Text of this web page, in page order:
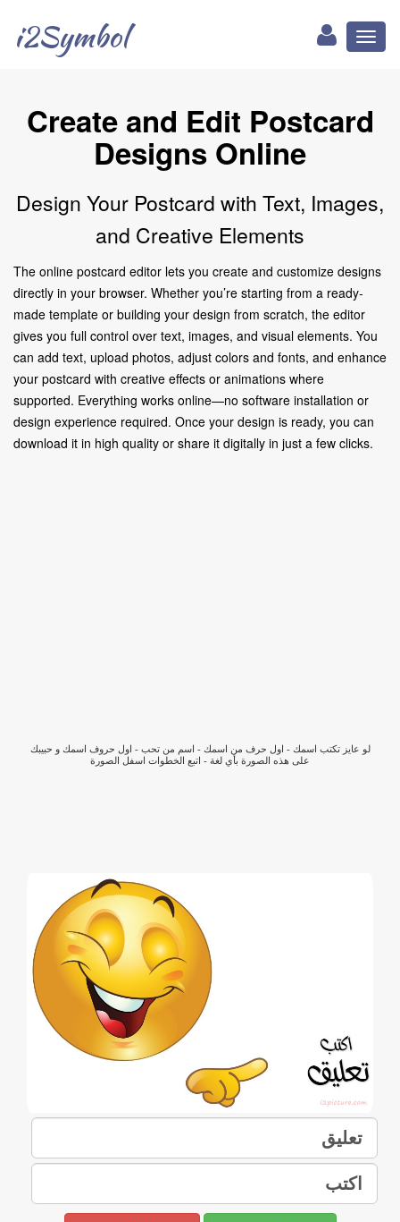
i2Symbol
Create and Edit Postcard
Designs Online
Design Your Postcard with Text, Images,
and Creative Elements
The online postcard editor lets you create and customize designs
directly in your browser. Whether you’re starting from a ready-
made template or building your design from scratch, the editor
gives you full control over text, images, and visual elements. You
can add text, upload photos, adjust colors and fonts, and enhance
your postcard with creative effects or animations where
supported. Everything works online—no software installation or
design experience required. Once your design is ready, you can
download it in high quality or share it digitally in just a few clicks.
لو عايز تكتب اسمك - اول حرف من اسمك - اسم من تحب - اول حروف اسمك و حبيبك
على هذه الصورة بأي لغة - اتبع الخطوات اسفل الصورة